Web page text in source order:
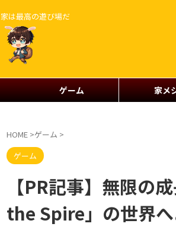
家は最高の遊び場だ
ゲーム 家メ
HOME >ゲーム >
ゲーム
【PR記事】無限の
the Spire」の世界